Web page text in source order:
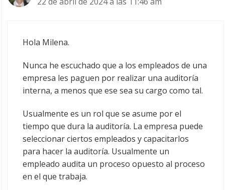
Hola Milena.
Nunca he escuchado que a los empleados de una
empresa les paguen por realizar una auditoría
interna, a menos que ese sea su cargo como tal.
Usualmente es un rol que se asume por el
tiempo que dura la auditoría. La empresa puede
seleccionar ciertos empleados y capacitarlos
para hacer la auditoría. Usualmente un
empleado audita un proceso opuesto al proceso
en el que trabaja.